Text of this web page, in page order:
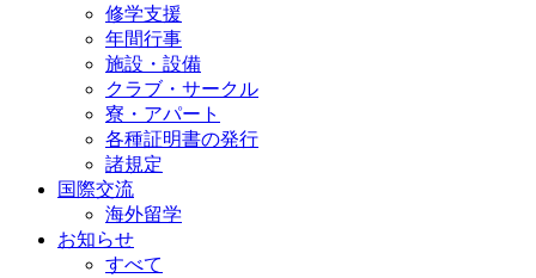
修学支援
年間行事
施設・設備
クラブ・サークル
寮・アパート
各種証明書の発⾏
諸規定
国際交流
海外留学
お知らせ
すべて